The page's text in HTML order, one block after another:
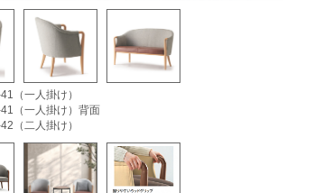
（一人掛け）
（一人掛け）背面
（二人掛け）